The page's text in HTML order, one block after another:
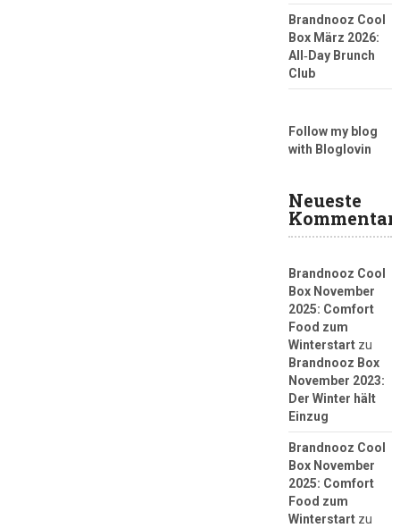
Brandnooz Cool
Box März 2026:
All‑Day Brunch
Club
Follow my blog
with Bloglovin
Neueste
Brandnooz Cool
Box November
2025: Comfort
Food zum
Winterstartzu
Brandnooz Box
November 2023:
Der Winter hält
Einzug
Brandnooz Cool
Box November
2025: Comfort
Food zum
Winterstartzu